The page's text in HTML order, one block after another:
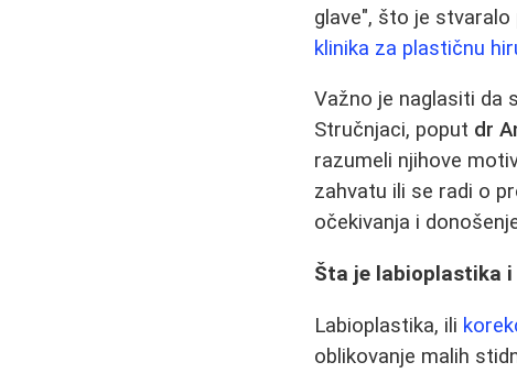
glave", što je
klinika za plastičnu
Važno je naglasiti da
Stručnjaci, poput dr
razumeli njihove
zahvatu ili se radi o
očekivanja i
Šta je labioplastika i
Labioplastika, ili
oblikovanje malih